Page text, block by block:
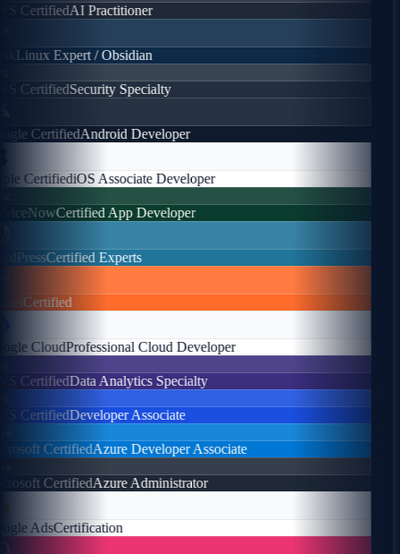
CertifiedAI Practitioner
Linux Expert / Obsidian
CertifiedSecurity Specialty
CertifiedAndroid Developer
CertifiediOS Associate Developer
Certified App Developer
Certified Experts
Certified
CloudProfessional Cloud Developer
CertifiedData Analytics Specialty
CertifiedDeveloper Associate
CertifiedAzure Developer Associate
CertifiedAzure Administrator
AdsCertification